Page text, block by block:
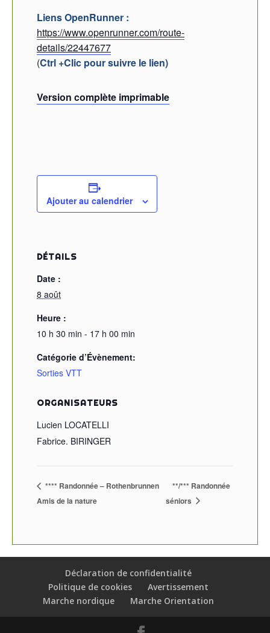
Liens OpenRunner :
https://www.openrunner.com/route-
details/22447677
(Ctrl +Clic pour suivre le lien)
Version complète imprimable
Ajouter au calendrier
DÉTAILS
Date :
8 août
Heure :
10 h 30 min - 17 h 00 min
Catégorie d’Évènement:
Sorties VTT
ORGANISATEURS
Lucien LOCATELLI
Fabrice. BIRINGER
**** Randonnée – Rothenbrunnen
Amis de la nature
**/*** Randonnée
séniors
Déclaration de confidentialité
Politique de cookies
Avertissement
Marche nordique
Marche Orientation